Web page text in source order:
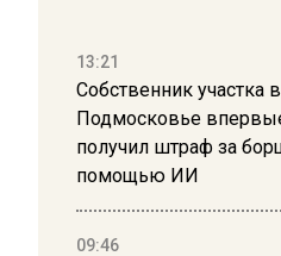
13:21
Собственник участка в
Подмосковье
получил штраф за
помощью ИИ
09:46